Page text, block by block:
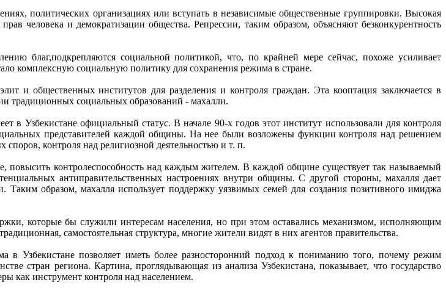
политических организациях или вступать в независимые общественные группировки. Высокая
человека и демократизации общества. Репрессии, таким образом, объясняют безконкурентность
благ,подкрепляются социальной политикой, что, по крайней мере сейчас, похоже усиливает
комплексную социальную политику для сохранения режима в стране.
и общественных институтов для разделения и контроля граждан. Эта кооптация заключается в
традиционных социальных образований - махалли.
Узбекистане официальный статус. В начале 90-х годов этот институт использовали для контроля
представителей каждой общины. На нее были возложены функции контроля над решением
контроля над религиозной деятельностью и т. п.
повысить контролеспособность над каждым жителем. В каждой общине существует так называемый
антиправительственных настроениях внутри общины. С другой стороны, махалля дает
образом, махалля использует поддержку уязвимых семей для создания позитивного имиджа
которые бы служили интересам населения, но при этом оставались механизмом, исполняющим
самостоятельная структура, многие жители видят в них агентов правительства.
в Узбекистане позволяет иметь более разносторонний подход к пониманию того, почему режим
стран региона. Картина, проглядывающая из анализа Узбекистана, показывает, что государство
как инструмент контроля над населением.